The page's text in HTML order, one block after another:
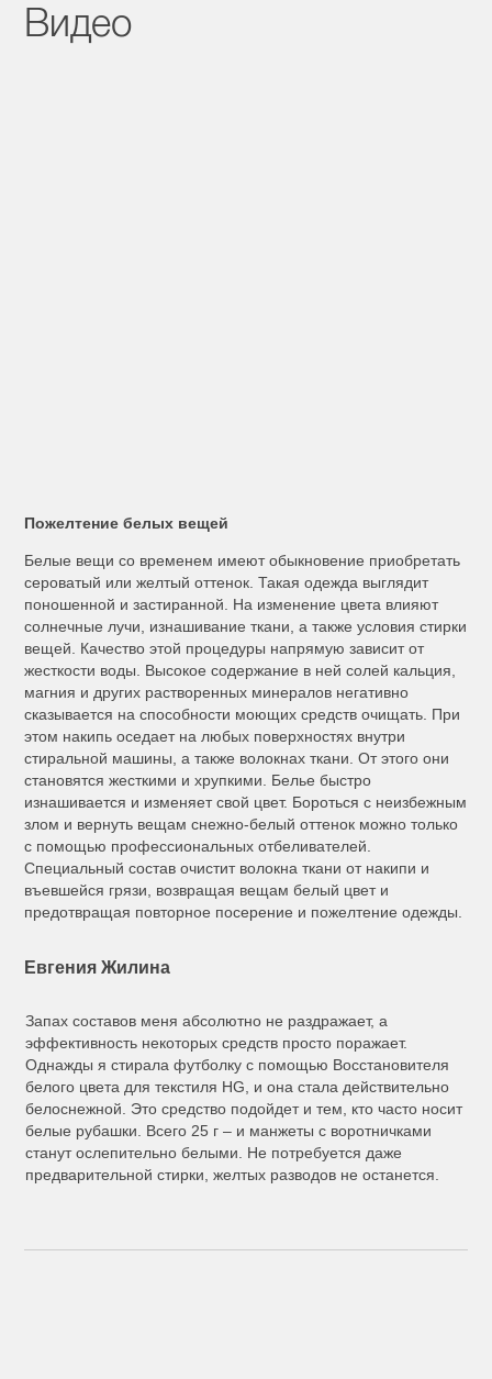
Видео
Пожелтение белых вещей
Белые вещи со временем имеют обыкновение приобретать
сероватый или желтый оттенок. Такая одежда выглядит
поношенной и застиранной. На изменение цвета влияют
солнечные лучи, изнашивание ткани, а также условия стирки
вещей. Качество этой процедуры напрямую зависит от
жесткости воды. Высокое содержание в ней солей кальция,
магния и других растворенных минералов негативно
сказывается на способности моющих средств очищать. При
этом накипь оседает на любых поверхностях внутри
стиральной машины, а также волокнах ткани. От этого они
становятся жесткими и хрупкими. Белье быстро
изнашивается и изменяет свой цвет. Бороться с неизбежным
злом и вернуть вещам снежно-белый оттенок можно только
с помощью профессиональных отбеливателей.
Специальный состав очистит волокна ткани от накипи и
въевшейся грязи, возвращая вещам белый цвет и
предотвращая повторное посерение и пожелтение одежды.
Евгения Жилина
Запах составов меня абсолютно не раздражает, а
эффективность некоторых средств просто поражает.
Однажды я стирала футболку с помощью Восстановителя
белого цвета для текстиля HG, и она стала действительно
белоснежной. Это средство подойдет и тем, кто часто носит
белые рубашки. Всего 25 г – и манжеты с воротничками
станут ослепительно белыми. Не потребуется даже
предварительной стирки, желтых разводов не останется.